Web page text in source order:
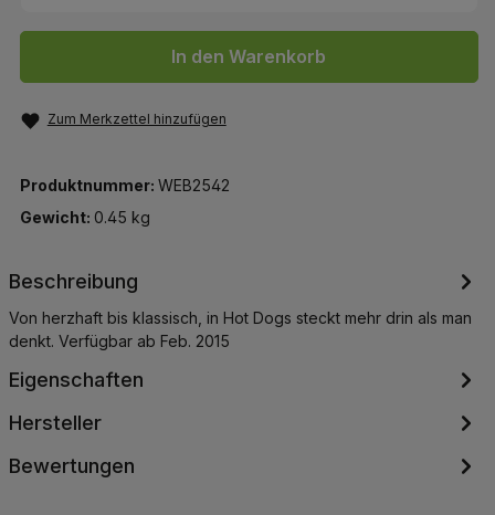
In den Warenkorb
Zum Merkzettel hinzufügen
Produktnummer: WEB2542
Gewicht: 0.45 kg
Beschreibung
Von herzhaft bis klassisch, in Hot Dogs steckt mehr drin als man
denkt. Verfügbar ab Feb. 2015
Eigenschaften
Hersteller
Bewertungen